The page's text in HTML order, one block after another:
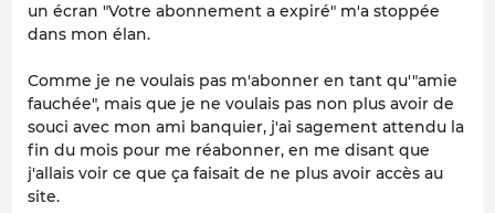
un écran "Votre abonnement a expiré" m'a stoppée
dans mon élan.
Comme je ne voulais pas m'abonner en tant qu'"amie
fauchée", mais que je ne voulais pas non plus avoir de
souci avec mon ami banquier, j'ai sagement attendu la
fin du mois pour me réabonner, en me disant que
j'allais voir ce que ça faisait de ne plus avoir accès au
site.